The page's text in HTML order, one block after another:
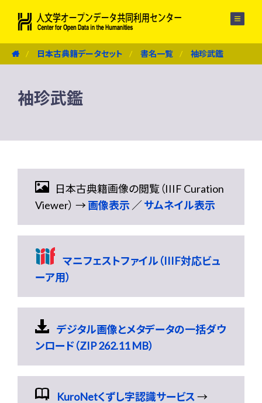
日本古典籍データセット 書名一覧 袖珍武鑑
袖珍武鑑
日本古典籍画像の閲覧（IIIF Curation
Viewer） →画像表示 ／サムネイル表示
マニフェストファイル（IIIF対応ビュ
ーア用）
デジタル画像とメタデータの一括ダウ
ンロード（ZIP 262.11 MB）
KuroNetくずし字認識サービス→